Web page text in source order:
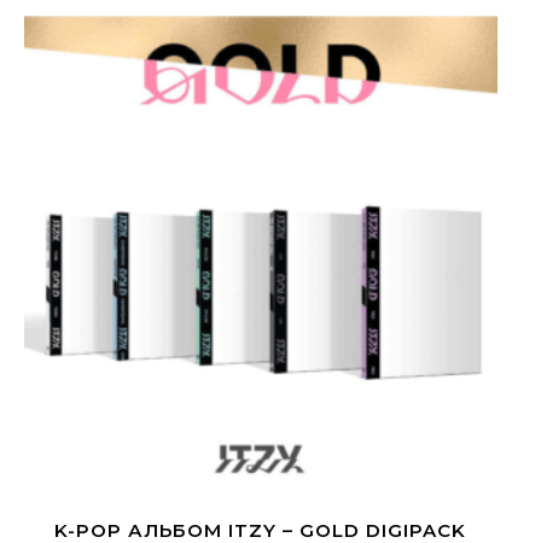
K-POP АЛЬБОМ ITZY – GOLD DIGIPACK